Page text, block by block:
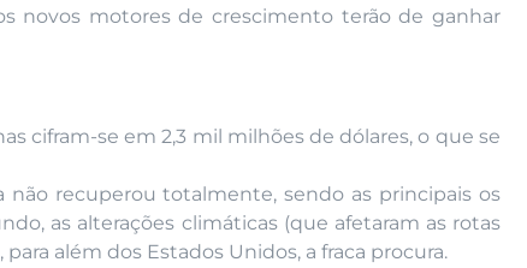
novos motores de crescimento terão de ganhar
cifram-se em 2,3 mil milhões de dólares, o que se
não recuperou totalmente, sendo as principais os
as alterações climáticas (que afetaram as rotas
além dos Estados Unidos, a fraca procura.